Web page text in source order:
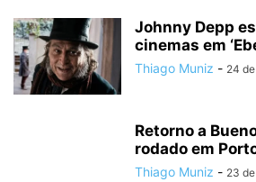
Johnny Depp
cinemas em
Thiago Muniz - 24
Retorno a
rodado em
Thiago Muniz - 23